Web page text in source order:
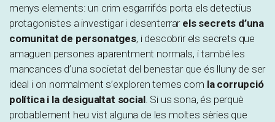
menys elements: un crim esgarrifós porta els detectius
protagonistes a investigar i desenterrar els secrets d’una
comunitat de personatges, i descobrir els secrets que
amaguen persones aparentment normals, i també les
mancances d’una societat del benestar que és lluny de ser
ideal i on normalment s’exploren temes com la corrupció
política i la desigualtat social. Si us sona, és perquè
probablement heu vist alguna de les moltes sèries que